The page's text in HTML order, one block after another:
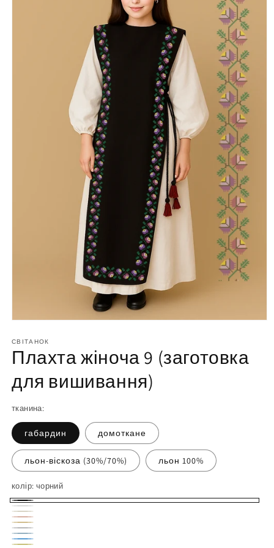
1
у
модальному
СВІТАНОК
Плахта жіноча 9 (заготовка
для вишивання)
тканина:
габардин домоткане
льон-віскоза (30%/70%) льон 100%
колір: чорний
чорний
білий
молочний
персиковий
пісочний
світло-
небесний